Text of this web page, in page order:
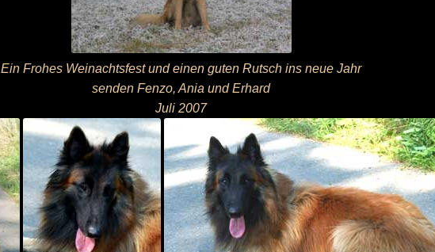
Ein Frohes Weinachtsfest und einen guten Rutsch ins neue Jahr
senden Fenzo, Ania und Erhard
Juli 2007